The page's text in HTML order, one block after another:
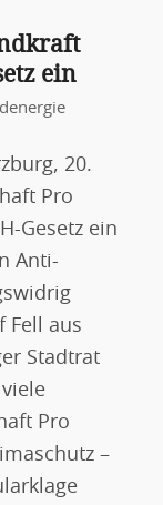
ein
20.
Pro
Gesetz ein
Anti-
Fell aus
Stadtrat
Pro
–